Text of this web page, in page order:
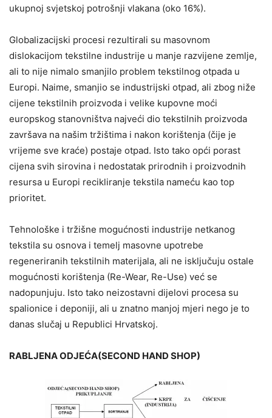
ukupnoj svjetskoj potrošnji vlakana (oko 16%).
Globalizacijski procesi rezultirali su masovnom
dislokacijom tekstilne industrije u manje razvijene zemlje,
ali to nije nimalo smanjilo problem tekstilnog otpada u
Europi. Naime, smanjio se industrijski otpad, ali zbog niže
cijene tekstilnih proizvoda i velike kupovne moći
europskog stanovništva najveći dio tekstilnih proizvoda
završava na našim tržištima i nakon korištenja (čije je
vrijeme sve kraće) postaje otpad. Isto tako opći porast
cijena svih sirovina i nedostatak prirodnih i proizvodnih
resursa u Europi recikliranje tekstila nameću kao top
prioritet.
Tehnološke i tržišne mogućnosti industrije netkanog
tekstila su osnova i temelj masovne upotrebe
regeneriranih tekstilnih materijala, ali ne isključuju ostale
mogućnosti korištenja (Re-Wear, Re-Use) već se
nadopunjuju. Isto tako neizostavni dijelovi procesa su
spalionice i deponiji, ali u znatno manjoj mjeri nego je to
danas slučaj u Republici Hrvatskoj.
RABLJENA ODJEĆA(SECOND HAND SHOP)